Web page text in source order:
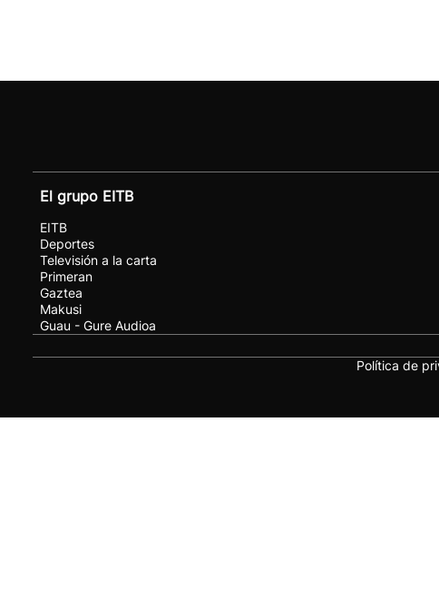
El grupo EITB
EITB
Deportes
Televisión a la carta
Primeran
Gaztea
Makusi
Guau - Gure Audioa
Política de